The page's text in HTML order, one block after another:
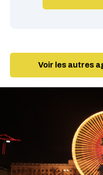
Voir les autres